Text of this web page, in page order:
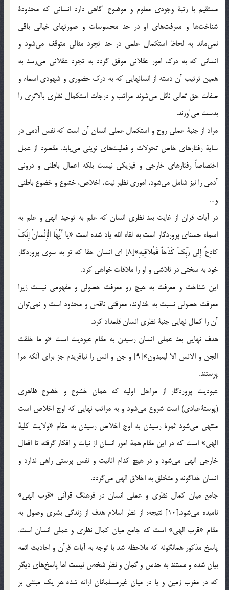
مستقيم با رتبة وجودي معلوم و موضوع آگاهي دارد انساني كه محدودة
شناخت‌ها و معرفت‌هاي او در حد محسوسات و صورتهاي خيالي باقي
نمي‌ماند به لحاظ استكمال علمي در حد تجرد مثالي متوقف مي‌شود و
انساني كه به درك امور عقلاني موفق گردد به تجرد عقلاني مي‌رسد به
همين ترتيب آن دسته از انسانهايي كه به درك حضوري و شهودي اسماء و
صفات حق تعالي نائل مي‌شوند مراتب و درجات استكمال نظري بالاتري را
بدست مي‌آورند.
مراد از جنبة عملي روح و استكمال عملي انسان آن است كه نفس آدمي در
ساية رفتارهاي خاص تحولات و فعليت‌هاي نويني مي‌يابد. مقصود از عمل
اختصاصاً رفتارهاي خارجي و فيزيكي نيست بلكه اعمال باطني و دروني
آدمي را نيز شامل مي‌شود، اموري نظير نيت، اخلاص، خشوع و خضوع باطني
و…
در آيات قران از غايت بعد نظري انسان كه علم به توحيد الهي و علم به
اسماء حسناي پروردگار است به لقاء الله ياد شده است «يا أَيُّهَا الْإِنْسانُ إِنَّكَ
كادِحٌ إِلى رَبِّكَ كَدْحاً فَمُلاقِيهِ»[8] اي انسان حقا كه تو به سوي پروردگار
خود به سختي در تلاشي و او را ملاقات خواهي كرد.
اين شناخت و معرفت به هيچ رو معرفت حصولي و مفهومي نيست زيرا
معرفت حصولي نسبت به خداوند، معرفتي ناقص و محدود است و نمي‌توان
آن را كمال نهايي جنبة نظري انسان قلمداد كرد.
هدف‌ نهايي بعد عملي انسان رسيدن به مقام عبوديت است «و ما خلقت
الجن و الانس الا ليعبدون»[9] و جن و انس را نيافريدم جز براي آنكه مرا
پرستند.
عبوديت پروردگار از مراحل اوليه كه همان خشوع و خضوع ظاهري
(پوستة‌عبادي) است شروع مي‌شود و به مراتب نهايي كه اوج اخلاص است
منتهي مي‌شود ثمرة رسيدن به اوج اخلاص رسيدن به مقام «ولايت كلية
الهي» است كه در اين مقام همة امور انسان از نيات و افكار گرفته تا افعال
خارجي الهي مي‌شود و در هيچ كدام انانيت و نفس پرستي راهي ندارد و
انسان خداگونه و متخلق به اخلاق الهي مي‌گردد.
جامع ميان كمال نظري و عملي انسان در فرهنگ قرآني «قرب الهي»
ناميده مي‌شود.[10] نتيجه: از نظر اسلام هدف از زندگي بشري وصول به
مقام «قرب الهي»‌ است كه جامع ميان كمال نظري و عملي انسان است.
پاسخ مذكور همانگونه كه ملاحظه شد با توجه به آيات قرآن و احاديث ائمه
بيان شده و مستند به حدس و گمان و نظر شخص نيست اما پاسخ‌هاي ديگر
كه در مغرب زمين و يا در ميان غيرمسلمانان ارائه شده هر يك مبتني بر